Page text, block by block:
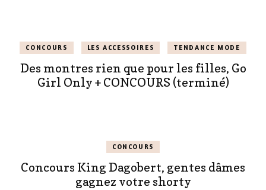
CONCOURS LES ACCESSOIRES TENDANCE MODE
Des montres rien que pour les filles, Go
Girl Only + CONCOURS (terminé)
CONCOURS
Concours King Dagobert, gentes dâmes
gagnez votre shorty